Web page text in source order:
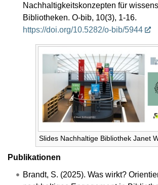
Nachhaltigkeitskonzepten für
Bibliotheken. O-bib, 10(3), 1-16.
https://doi.org/10.5282/o-bib/5944
Slides Nachhaltige Bibliothek Janet
Publikationen
Brandt, S. (2025). Was wirkt?